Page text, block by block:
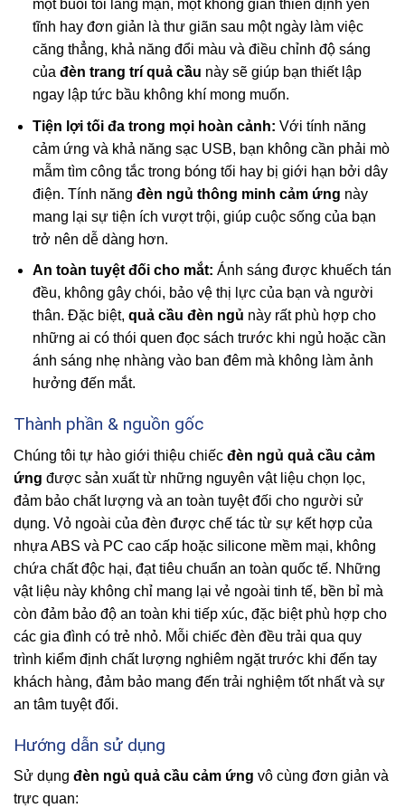
một buổi tối lãng mạn, một không gian thiền định yên
tĩnh hay đơn giản là thư giãn sau một ngày làm việc
căng thẳng, khả năng đổi màu và điều chỉnh độ sáng
của đèn trang trí quả cầu này sẽ giúp bạn thiết lập
ngay lập tức bầu không khí mong muốn.
Tiện lợi tối đa trong mọi hoàn cảnh: Với tính năng
cảm ứng và khả năng sạc USB, bạn không cần phải mò
mẫm tìm công tắc trong bóng tối hay bị giới hạn bởi dây
điện. Tính năng đèn ngủ thông minh cảm ứng này
mang lại sự tiện ích vượt trội, giúp cuộc sống của bạn
trở nên dễ dàng hơn.
An toàn tuyệt đối cho mắt: Ánh sáng được khuếch tán
đều, không gây chói, bảo vệ thị lực của bạn và người
thân. Đặc biệt, quả cầu đèn ngủ này rất phù hợp cho
những ai có thói quen đọc sách trước khi ngủ hoặc cần
ánh sáng nhẹ nhàng vào ban đêm mà không làm ảnh
hưởng đến mắt.
Thành phần & nguồn gốc
Chúng tôi tự hào giới thiệu chiếc đèn ngủ quả cầu cảm
ứng được sản xuất từ những nguyên vật liệu chọn lọc,
đảm bảo chất lượng và an toàn tuyệt đối cho người sử
dụng. Vỏ ngoài của đèn được chế tác từ sự kết hợp của
nhựa ABS và PC cao cấp hoặc silicone mềm mại, không
chứa chất độc hại, đạt tiêu chuẩn an toàn quốc tế. Những
vật liệu này không chỉ mang lại vẻ ngoài tinh tế, bền bỉ mà
còn đảm bảo độ an toàn khi tiếp xúc, đặc biệt phù hợp cho
các gia đình có trẻ nhỏ. Mỗi chiếc đèn đều trải qua quy
trình kiểm định chất lượng nghiêm ngặt trước khi đến tay
khách hàng, đảm bảo mang đến trải nghiệm tốt nhất và sự
an tâm tuyệt đối.
Hướng dẫn sử dụng
Sử dụng đèn ngủ quả cầu cảm ứng vô cùng đơn giản và
trực quan: